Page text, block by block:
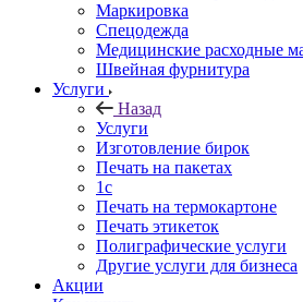
Маркировка
Спецодежда
Медицинские расходные
Швейная фурнитура
Услуги
Назад
Услуги
Изготовление бирок
Печать на пакетах
1c
Печать на термокартоне
Печать этикеток
Полиграфические услуги
Другие услуги для бизнеса
Акции